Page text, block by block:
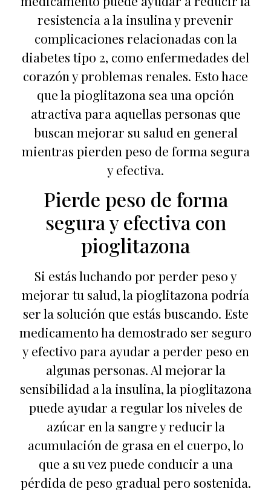
resistencia a la insulina y prevenir
complicaciones relacionadas con la
diabetes tipo 2, como enfermedades del
corazón y problemas renales. Esto hace
que la pioglitazona sea una opción
atractiva para aquellas personas que
buscan mejorar su salud en general
mientras pierden peso de forma segura
y efectiva.
Pierde peso de forma
segura y efectiva con
pioglitazona
Si estás luchando por perder peso y
mejorar tu salud, la pioglitazona podría
ser la solución que estás buscando. Este
medicamento ha demostrado ser seguro
y efectivo para ayudar a perder peso en
algunas personas. Al mejorar la
sensibilidad a la insulina, la pioglitazona
puede ayudar a regular los niveles de
azúcar en la sangre y reducir la
acumulación de grasa en el cuerpo, lo
que a su vez puede conducir a una
pérdida de peso gradual pero sostenida.